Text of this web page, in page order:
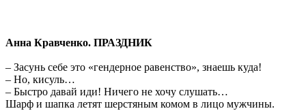
Анна Кравченко. ПРАЗДНИК
– Засунь себе это «гендерное равенство», знаешь куда!
– Но, кисуль…
– Быстро давай иди! Ничего не хочу слушать…
Шарф и шапка летят шерстяным комом в лицо мужчины.